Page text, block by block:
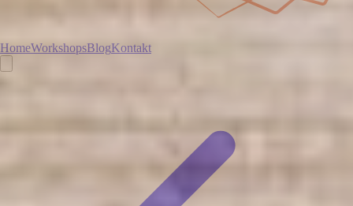
HomeWorkshopsBlogKontakt